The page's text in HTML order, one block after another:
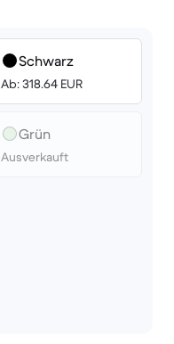
Schwarz
Ab: 318.64 EUR
Grün
Ausverkauft